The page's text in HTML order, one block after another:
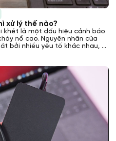
xử lý thế nào?
khét là một dấu hiệu cảnh báo
nổ cao. Nguyên nhân của
bởi nhiều yếu tố khác nhau, từ
vấn đề về nguồn điện hoặc
lý như thế nào khi gặp phải
sẽ giải đáp cho bạn qua